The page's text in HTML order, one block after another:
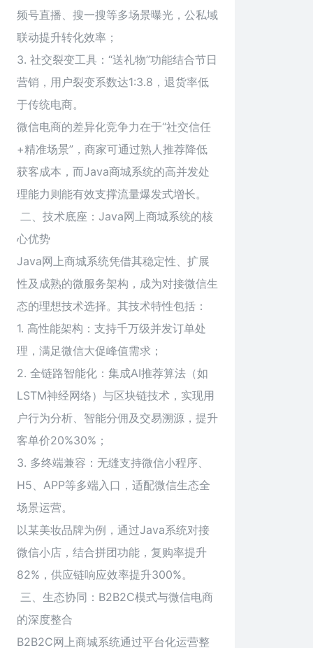
频号直播、搜一搜等多场景曝光，公私域
联动提升转化效率；
3. 社交裂变工具：“送礼物”功能结合节日
营销，用户裂变系数达1:3.8，退货率低
于传统电商。
微信电商的差异化竞争力在于“社交信任
+精准场景”，商家可通过熟人推荐降低
获客成本，而Java商城系统的高并发处
理能力则能有效支撑流量爆发式增长。
二、技术底座：Java网上商城系统的核
心优势
Java网上商城系统凭借其稳定性、扩展
性及成熟的微服务架构，成为对接微信生
态的理想技术选择。其技术特性包括：
1. 高性能架构：支持千万级并发订单处
理，满足微信大促峰值需求；
2. 全链路智能化：集成AI推荐算法（如
LSTM神经网络）与区块链技术，实现用
户行为分析、智能分佣及交易溯源，提升
客单价20%30%；
3. 多终端兼容：无缝支持微信小程序、
H5、APP等多端入口，适配微信生态全
场景运营。
以某美妆品牌为例，通过Java系统对接
微信小店，结合拼团功能，复购率提升
82%，供应链响应效率提升300%。
三、生态协同：B2B2C模式与微信电商
的深度整合
B2B2C网上商城系统通过平台化运营整